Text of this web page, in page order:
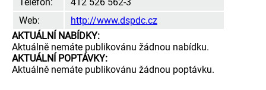
Web:
http://www.dspdc.cz
AKTUÁLNÍ NABÍDKY:
Aktuálně nemáte publikovánu žádnou nabídku.
AKTUÁLNÍ POPTÁVKY:
Aktuálně nemáte publikovánu žádnou poptávku.